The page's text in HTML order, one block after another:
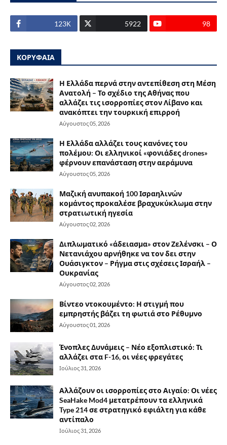
123Κ 5922 98
ΚΟΡΥΦΑΙΑ
Η Ελλάδα περνά στην αντεπίθεση στη Μέση
Ανατολή – Το σχέδιο της Αθήνας που
αλλάζει τις ισορροπίες στον Λίβανο και
ανακόπτει την τουρκική επιρροή
Αύγουστος 05, 2026
Η Ελλάδα αλλάζει τους κανόνες του
πολέμου: Οι ελληνικοί «φονιάδες drones»
φέρνουν επανάσταση στην αεράμυνα
Αύγουστος 05, 2026
Μαζική ανυπακοή 100 Ισραηλινών
κομάντος προκαλέσε βραχυκύκλωμα στην
στρατιωτική ηγεσία
Αύγουστος 02, 2026
Διπλωματικό «άδειασμα» στον Ζελένσκι – Ο
Νετανιάχου αρνήθηκε να τον δει στην
Ουάσιγκτον – Ρήγμα στις σχέσεις Ισραήλ –
Ουκρανίας
Αύγουστος 02, 2026
Βίντεο ντοκουμέντο: Η στιγμή που
εμπρηστής βάζει τη φωτιά στο Ρέθυμνο
Αύγουστος 01, 2026
Ένοπλες Δυνάμεις – Νέο εξοπλιστικό: Τι
αλλάζει στα F-16, οι νέες φρεγάτες
Ιούλιος 31, 2026
Αλλάζουν οι ισορροπίες στο Αιγαίο: Οι νέες
SeaHake Mod4 μετατρέπουν τα ελληνικά
Type 214 σε στρατηγικό εφιάλτη για κάθε
αντίπαλο
Ιούλιος 31, 2026